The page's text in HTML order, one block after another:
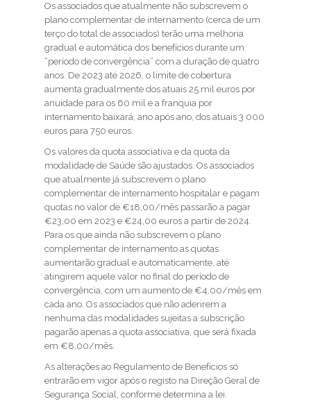
Os associados que atualmente não subscrevem o
plano complementar de internamento (cerca de um
terço do total de associados) terão uma melhoria
gradual e automática dos benefícios durante um
“período de convergência” com a duração de quatro
anos. De 2023 até 2026, o limite de cobertura
aumenta gradualmente dos atuais 25 mil euros por
anuidade para os 60 mil e a franquia por
internamento baixará, ano após ano, dos atuais 3 000
euros para 750 euros.
Os valores da quota associativa e da quota da
modalidade de Saúde são ajustados. Os associados
que atualmente já subscrevem o plano
complementar de internamento hospitalar e pagam
quotas no valor de €18,00/mês passarão a pagar
€23,00 em 2023 e €24,00 euros a partir de 2024.
Para os que ainda não subscrevem o plano
complementar de internamento as quotas
aumentarão gradual e automaticamente, até
atingirem aquele valor no final do período de
convergência, com um aumento de €4,00/mês em
cada ano. Os associados que não aderirem a
nenhuma das modalidades sujeitas a subscrição
pagarão apenas a quota associativa, que será fixada
em €8,00/mês.
As alterações ao Regulamento de Benefícios só
entrarão em vigor após o registo na Direção Geral de
Segurança Social, conforme determina a lei.